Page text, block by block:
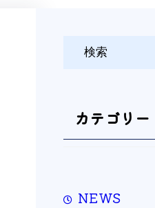
カテゴリー
NEWS